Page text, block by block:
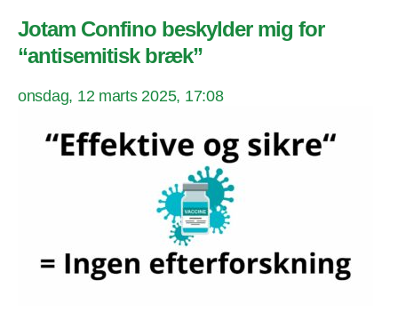
Jotam Confino beskylder mig for
“antisemitisk bræk”
onsdag, 12 marts 2025, 17:08